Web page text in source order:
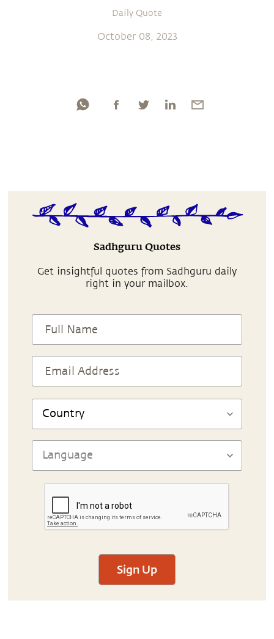
Daily Quote
October 08, 2023
Sadhguru Quotes
Get insightful quotes from Sadhguru daily
right in your mailbox.
Sign Up